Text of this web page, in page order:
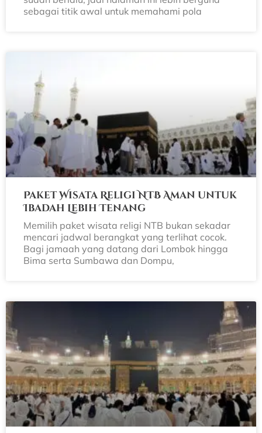
sebagai titik awal untuk memahami pola
Paket Wisata Religi NTB Aman untuk
Ibadah Lebih Tenang
Memilih paket wisata religi NTB bukan sekadar
mencari jadwal berangkat yang terlihat cocok.
Bagi jamaah yang datang dari Lombok hingga
Bima serta Sumbawa dan Dompu,